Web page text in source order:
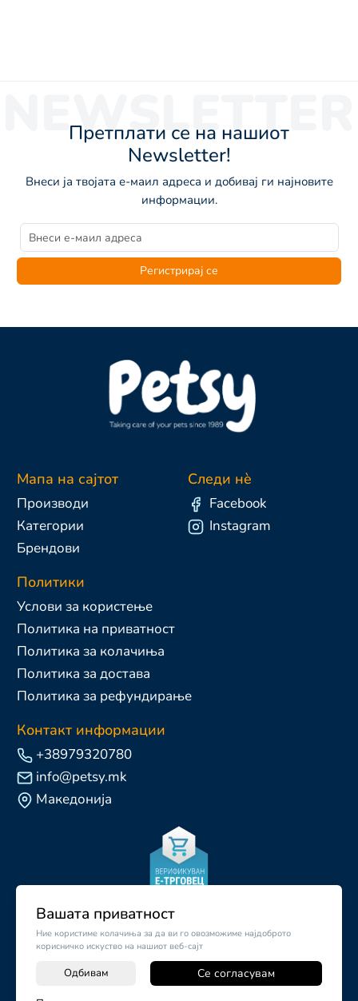
Вашата приватност
Ние користиме колачиња за да ви го овозможиме најдоброто
корисничко искуство на нашиот веб-сајт
Одбивам Се согласувам
NEWSLETTER
Претплати се на нашиот
Newsletter!
Внеси ја твојата е-маил адреса и добивај ги најновите
информации.
Регистрирај се
Мапа на сајтот
Производи
Категории
Брендови
Политики
Услови за користење
Политика на приватност
Политика за колачиња
Политика за достава
Политика за рефундирање
Контакт информации
+38979320780
info@petsy.mk
Македонија
Следи нè
Facebook
Instagram